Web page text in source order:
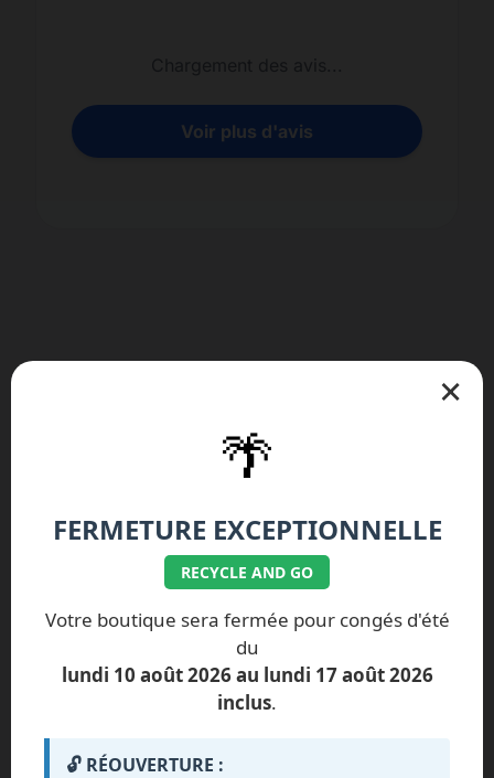
Voir plus d'avis
iPhone 17 Pro iPhone 17
iPhone 16 Plus iPhone 16e
iPhone 16 Pro Max
iPhone 15 Pro Max
iPhone 15 Pro iPhone 15 Plus
×
🌴
FERMETURE EXCEPTIONNELLE
RECYCLE AND GO
Votre boutique sera fermée pour congés d'été
du
lundi 10 août 2026 au lundi 17 août 2026
inclus.
🔓 RÉOUVERTURE :